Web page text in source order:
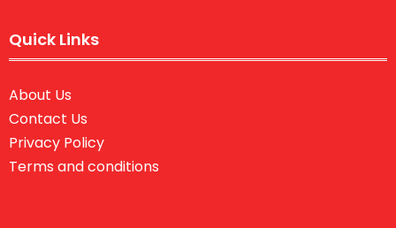
Quick Links
About Us
Contact Us
Privacy Policy
Terms and conditions